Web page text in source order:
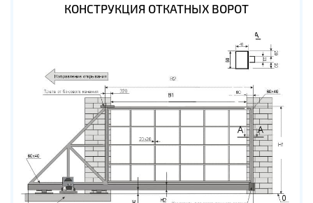
КОНСТРУКЦИЯ ОТКАТНЫХ ВОРОТ